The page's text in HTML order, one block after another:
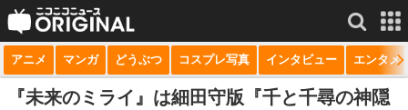
サービス一覧 もっと見る
niconico
アニメ マンガ どうぶつ コスプレ写真 インタビュー エンタメ
『未来のミライ』は細田守版『千と千尋の神隠